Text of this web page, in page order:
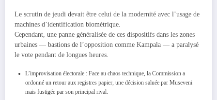
Le scrutin de jeudi devait être celui de la modernité avec l’usage de
machines d’identification biométrique.
Cependant, une panne généralisée de ces dispositifs dans les zones
urbaines — bastions de l’opposition comme Kampala — a paralysé
le vote pendant de longues heures.
L’improvisation électorale : Face au chaos technique, la Commission a
ordonné un retour aux registres papier, une décision saluée par Museveni
mais fustigée par son principal rival.